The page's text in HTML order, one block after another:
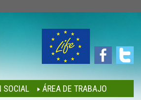
SOCIAL ÁREA DE TRABAJO